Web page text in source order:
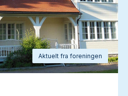
Aktuelt fra foreningen